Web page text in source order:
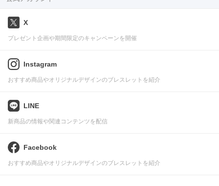
X
プレゼント企画や期間限定のキャンペーンを開催
Instagram
おすすめ商品やオリジナルデザインのブレスレットを紹介
LINE
新商品の情報や関連コンテンツを配信
Facebook
おすすめ商品やオリジナルデザインのブレスレットを紹介